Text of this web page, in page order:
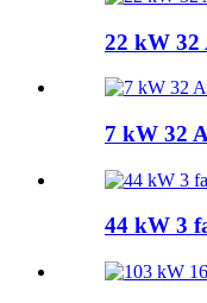
22 kW 32
7 kW 32
44 kW 3